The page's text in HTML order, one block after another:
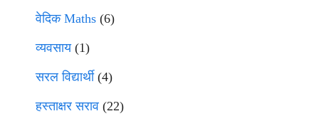
वेदिक Maths (6)
व्यवसाय(1)
सरल विद्यार्थी(4)
हस्ताक्षर सराव (22)